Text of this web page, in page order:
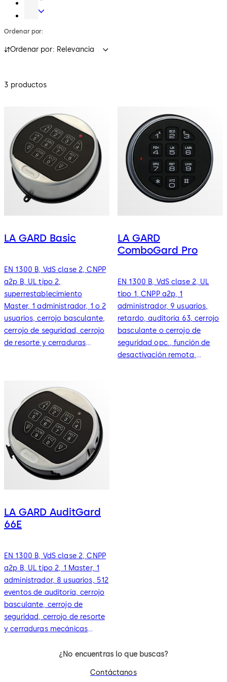
Interiores
Acceso
&
Datos
para
Hoteles
Cerraduras
cajas
fuertes
Ordenar por:
Ordenar por: Relevancia
3 productos
LA GARD Basic
EN 1300 B, VdS clase 2, CNPP
a2p B, UL tipo 2,
superrestablecimiento
Master, 1 administrador, 1 o 2
usuarios, cerrojo basculante,
cerrojo de seguridad, cerrojo
de resorte y cerraduras
LA GARD
ComboGard Pro
EN 1300 B, VdS clase 2, UL
tipo 1, CNPP a2p, 1
administrador, 9 usuarios,
retardo, auditoría 63, cerrojo
basculante o cerrojo de
seguridad opc., función de
desactivación remota,
LA GARD AuditGard
66E
EN 1300 B, VdS clase 2, CNPP
a2p B, UL tipo 2, 1 Master, 1
administrador, 8 usuarios, 512
eventos de auditoría, cerrojo
basculante, cerrojo de
seguridad, cerrojo de resorte
y cerraduras mecánicas
¿No encuentras lo que buscas?
Contáctanos